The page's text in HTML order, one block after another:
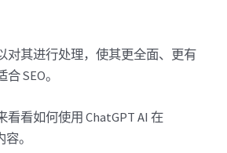
对其进行处理，使其更全面、更有
SEO。
看如何使用 ChatGPT AI 在
。